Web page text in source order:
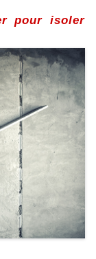
pour isoler